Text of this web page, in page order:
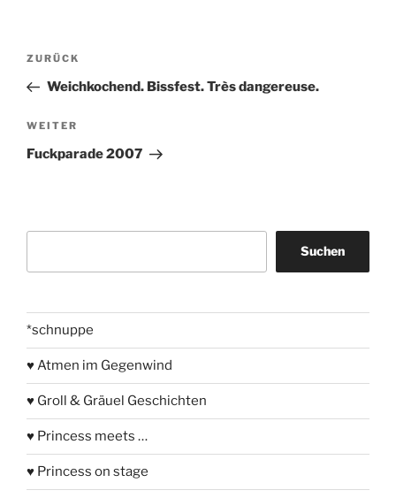
Beitragsnavigation
Vorheriger
Beitrag
ZURÜCK
Weichkochend. Bissfest. Très dangereuse.
Nächster
Beitrag
WEITER
Fuckparade 2007
Suchen
*schnuppe
♥ Atmen im Gegenwind
♥ Groll & Gräuel Geschichten
♥ Princess meets …
♥ Princess on stage